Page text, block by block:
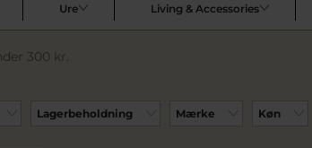
Ure Living & Accessories
300 kr.
Lagerbeholdning Mærke Køn